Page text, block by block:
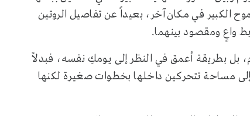
الكبير في مكان آخر، بعيداً عن تفاصيل الروتين
واعٍ ومقصود بينهما.
بل بطريقة أعمق في النظر إلى يومكِ نفسه، فبدلاً
مساحة تتحركين داخلها بخطوات صغيرة لكنها